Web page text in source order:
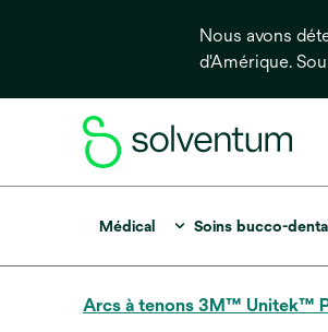
Nous avons
d'Amérique.
Médical Soins bucco-
Arcs à tenons 3M™ Unitek™